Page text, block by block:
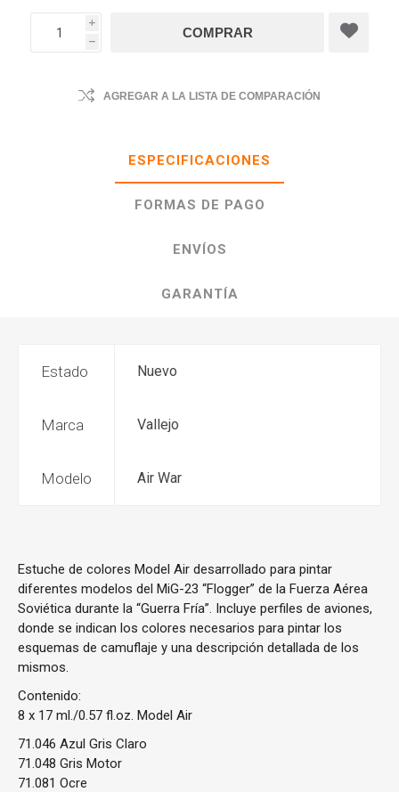
i
h
AGREGAR A LA LISTA DE COMPARACIÓN
ESPECIFICACIONES
FORMAS DE PAGO
ENVÍOS
GARANTÍA
Estado Nuevo
Marca Vallejo
Modelo Air War
Estuche de colores Model Air desarrollado para pintar
diferentes modelos del MiG-23 “Flogger” de la Fuerza Aérea
Soviética durante la “Guerra Fría”. Incluye perfiles de aviones,
donde se indican los colores necesarios para pintar los
esquemas de camuflaje y una descripción detallada de los
mismos.
Contenido:
8 x 17 ml./0.57 fl.oz. Model Air
71.046 Azul Gris Claro
71.048 Gris Motor
71.081 Ocre